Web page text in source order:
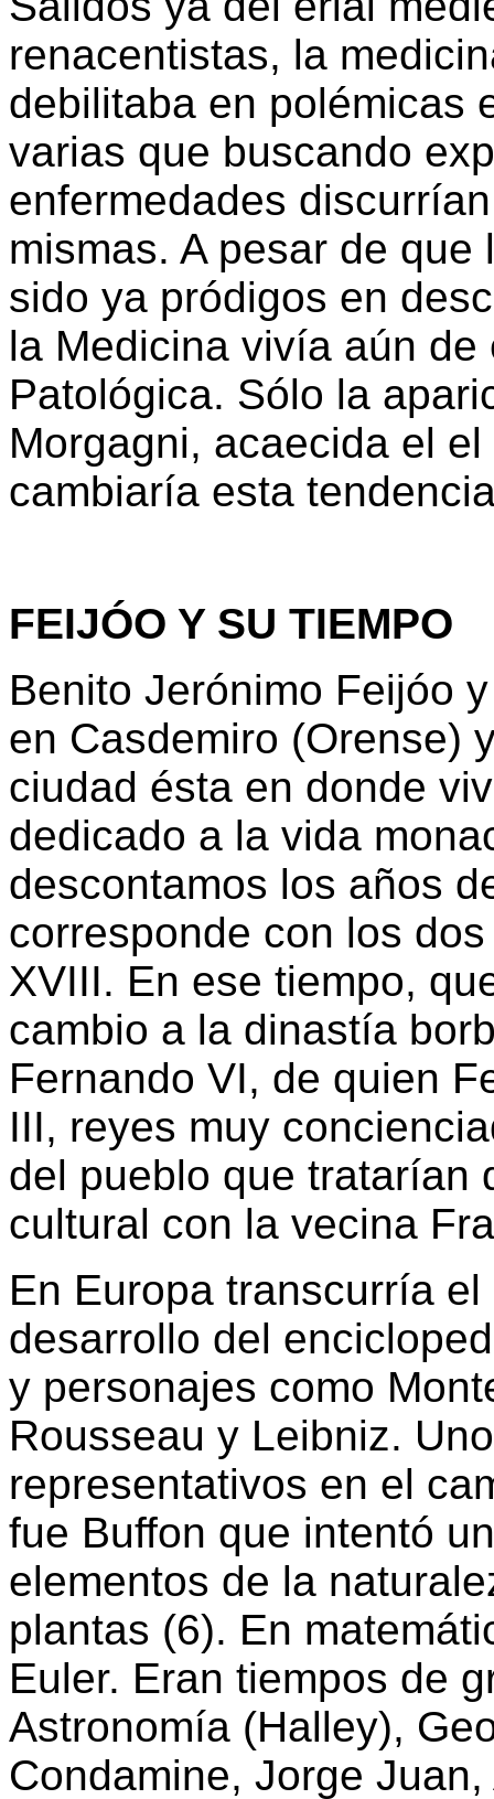
renacentistas, la
debilitaba en polémicas
varias que buscando
enfermedades
mismas. A pesar de
sido ya pródigos en
la Medicina vivía aún
Patológica. Sólo la
Morgagni, acaecida el
cambiaría esta
FEIJÓO Y SU TIEMPO
Benito Jerónimo Feijóo
en Casdemiro (Orense)
ciudad ésta en donde
dedicado a la vida
descontamos los años
corresponde con los
XVIII. En ese tiempo,
cambio a la dinastía
Fernando VI, de quien
III, reyes muy
del pueblo que tratarían
cultural con la vecina
En Europa transcurría
desarrollo del
y personajes como
Rousseau y Leibniz.
representativos en el
fue Buffon que intentó
elementos de la
plantas (6). En
Euler. Eran tiempos de
Astronomía (Halley),
Condamine, Jorge